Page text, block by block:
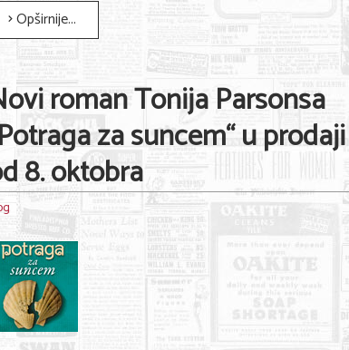
Opširnije...
roman Tonija Parsonsa
za suncem“ u prodaji
8. oktobra